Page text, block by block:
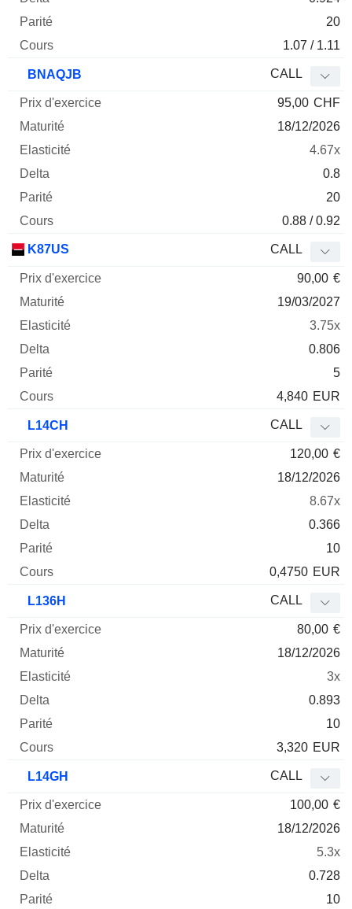
20
1.07 / 1.11
BNAQJB CALL
95,00 CHF
18/12/2026
4.67x
0.8
20
0.88 / 0.92
K87US CALL
90,00 €
19/03/2027
3.75x
0.806
5
4,840 EUR
L14CH CALL
120,00 €
18/12/2026
8.67x
0.366
10
0,4750 EUR
L136H CALL
80,00 €
18/12/2026
3x
0.893
10
3,320 EUR
L14GH CALL
100,00 €
18/12/2026
5.3x
0.728
10